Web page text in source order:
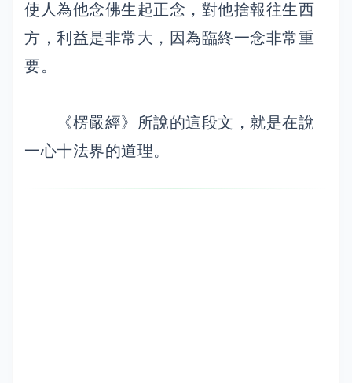
使人為他念佛生起正念，對他捨報往生西
方，利益是非常大，因為臨終一念非常重
要。
《楞嚴經》所說的這段文，就是在說
一心十法界的道理。